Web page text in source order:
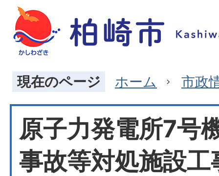
現在のページ ホーム 市政
原子力発電所7号
事故等対処施設工